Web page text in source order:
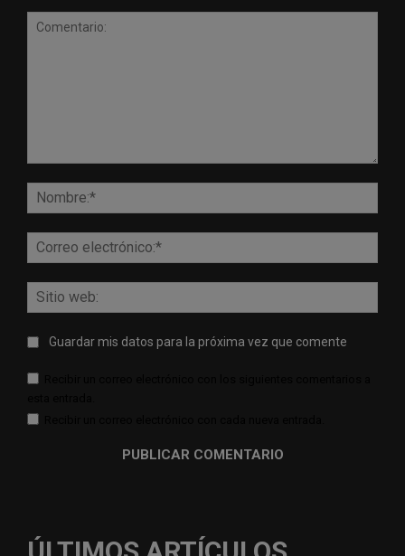
Guardar mis datos para la próxima vez que comente